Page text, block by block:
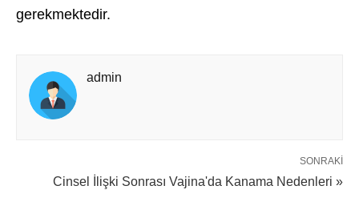
gerekmektedir.
admin
SONRAKI
Cinsel İlişki Sonrası Vajina'da Kanama Nedenleri »